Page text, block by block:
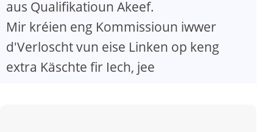
aus Qualifikatioun Akeef.
Mir kréien eng Kommissioun iwwer
d'Verloscht vun eise Linken op keng
extra Käschte fir Iech, jee